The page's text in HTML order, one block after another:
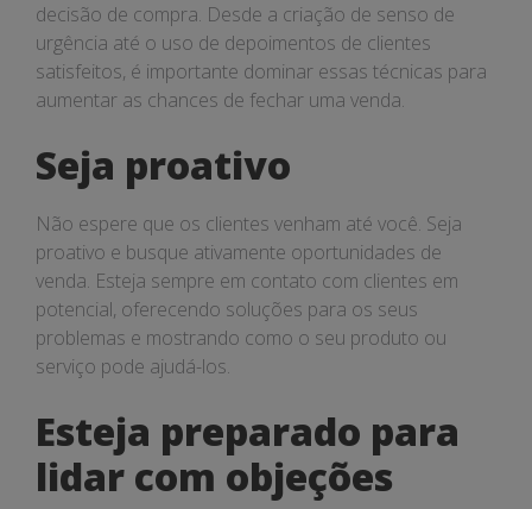
decisão de compra. Desde a criação de senso de
urgência até o uso de depoimentos de clientes
satisfeitos, é importante dominar essas técnicas para
aumentar as chances de fechar uma venda.
Seja proativo
Não espere que os clientes venham até você. Seja
proativo e busque ativamente oportunidades de
venda. Esteja sempre em contato com clientes em
potencial, oferecendo soluções para os seus
problemas e mostrando como o seu produto ou
serviço pode ajudá-los.
Esteja preparado para
lidar com objeções